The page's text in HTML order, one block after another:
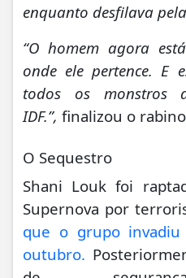
enquanto desfilava
“O homem agora
onde ele pertence. E
todos os monstros
IDF.”, finalizou o
O Sequestro
Shani Louk foi
Supernova por
que o grupo
outubro.